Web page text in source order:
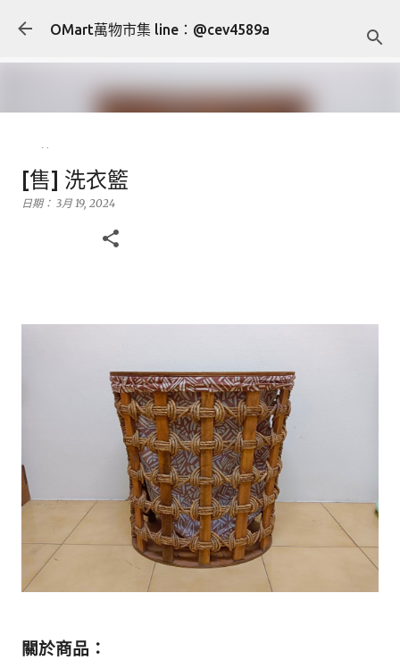
跳到主要內容
OMart萬物市集 line：@cev4589a
羽球拍 羽毛球拍
[售] 洗衣籃
日期： 3月 19, 2024
關於商品：